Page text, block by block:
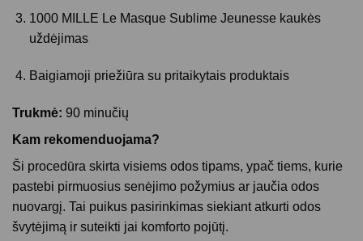
1000 MILLE Le Masque Sublime Jeunesse kaukės
uždėjimas
Baigiamoji priežiūra su pritaikytais produktais
Trukmė: 90 minučių
Kam rekomenduojama?
Ši procedūra skirta visiems odos tipams, ypač tiems, kurie
pastebi pirmuosius senėjimo požymius ar jaučia odos
nuovargį. Tai puikus pasirinkimas siekiant atkurti odos
švytėjimą ir suteikti jai komforto pojūtį.